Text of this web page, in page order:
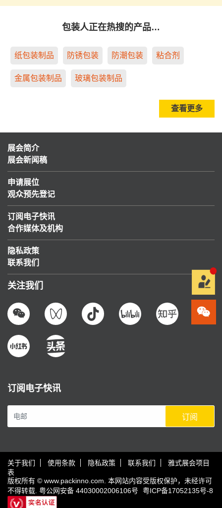
包装人正在热搜的产品…
纸包装制品 防锈包装 防潮包装 粘合剂
金属包装制品 玻璃包装制品
查看更多
展会简介
展会新闻稿
申请展位
观众预先登记
订阅电子快讯
合作媒体及机构
隐私政策
联系我们
关注我们
订阅电子快讯
订阅
关于我们 使用条款 隐私政策 联系我们
雅式展会项目
表
版权所有 © www.packinno.com. 本网站内容受版权保护，未经许可
不得转载. 粤公网安备 44030002006106号 粤ICP备17052135号-8